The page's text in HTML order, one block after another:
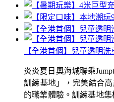
【全港首個】兒童透明
炎炎夏日奧海城聯乘
訓練基地」，完美結合
的職業體驗。訓練基地